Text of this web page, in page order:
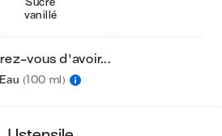
vanillé
vous d'avoir...
Eau (100 ml)